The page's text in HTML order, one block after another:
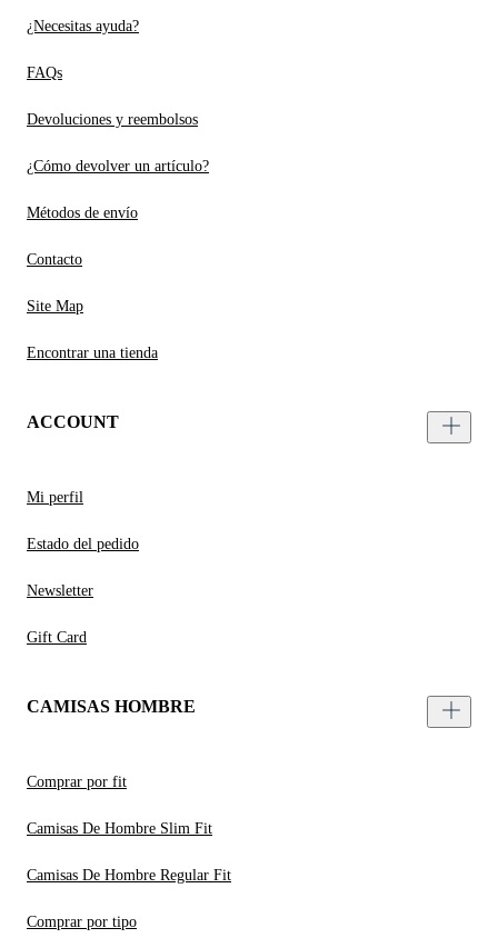
¿Necesitas ayuda?
FAQs
Devoluciones y reembolsos
¿Cómo devolver un artículo?
Métodos de envío
Contacto
Site Map
Encontrar una tienda
ACCOUNT
Mi perfil
Estado del pedido
Newsletter
Gift Card
CAMISAS HOMBRE
Comprar por fit
Camisas De Hombre Slim Fit
Camisas De Hombre Regular Fit
Comprar por tipo